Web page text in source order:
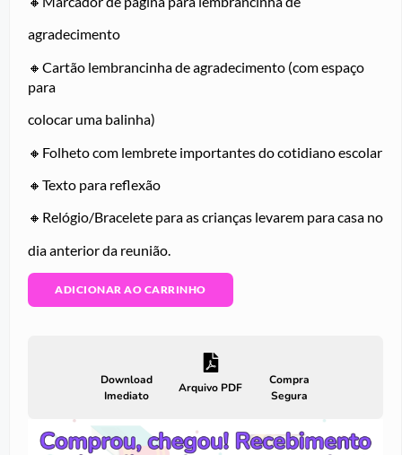
agradecimento
🔸Cartão lembrancinha de agradecimento (com espaço
para
colocar uma balinha)
🔸Folheto com lembrete importantes do cotidiano escolar
🔸Texto para reflexão
🔸Relógio/Bracelete para as crianças levarem para casa no
dia anterior da reunião.
ADICIONAR AO CARRINHO
Download
Imediato
Arquivo PDF
Compra
Segura